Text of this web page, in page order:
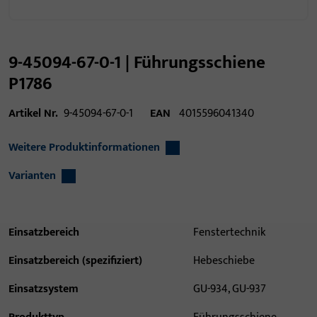
9-45094-67-0-1 | Führungsschiene
P1786
Artikel Nr. 9-45094-67-0-1 EAN 4015596041340
Weitere Produktinformationen
Varianten
Einsatzbereich
Fenstertechnik
Einsatzbereich (spezifiziert)
Hebeschiebe
Einsatzsystem
GU-934, GU-937